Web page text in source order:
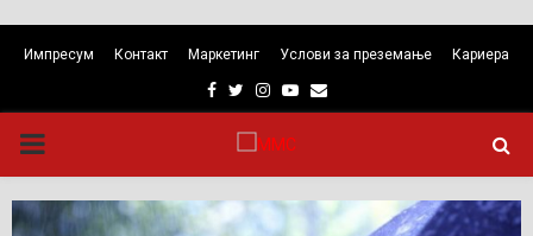
Импресум Контакт Маркетинг Услови за преземање Кариера
Facebook
TwitterInstagram
Youtube
Email
PRIMARY
MENU